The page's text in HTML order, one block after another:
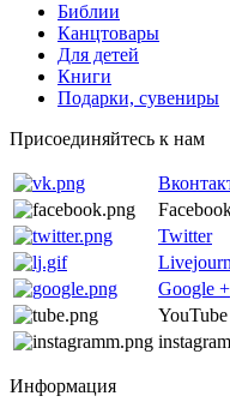
Библии
Канцтовары
Для детей
Книги
Подарки, сувениры
Присоединяйтесь к нам
Twitter
Google +
YouTube
instagram
Информация